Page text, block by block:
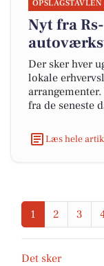
OPSLAGSTAVLEN
Nyt fra
Der sker hver
lokale
fra de seneste
Læs hele
1 2 3
Det sker